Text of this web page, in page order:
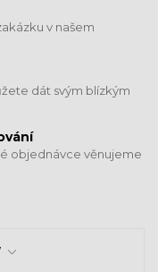
v našem
dát svým blízkým
objednávce věnujeme